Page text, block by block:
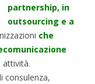
partnership, in
outsourcing e a
che
consulenza,